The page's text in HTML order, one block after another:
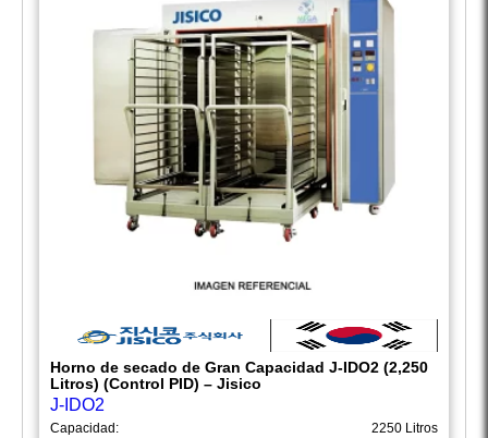
Horno de secado de Gran Capacidad J-IDO2 (2,250
Litros) (Control PID) – Jisico
J-IDO2
Capacidad:
2250 Litros